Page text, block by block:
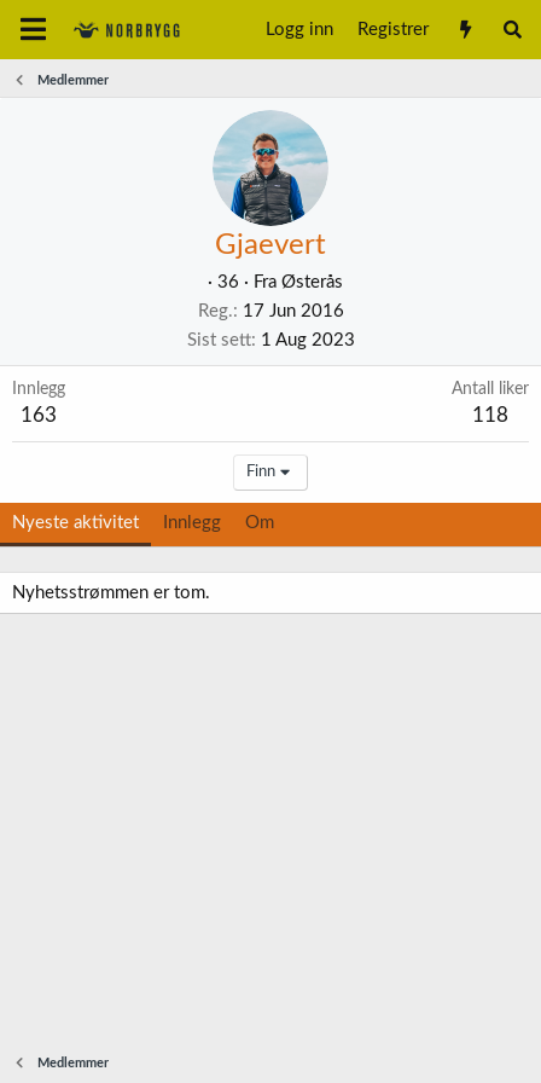
Logg inn Registrer
Medlemmer
Gjaevert
· 36 · Fra Østerås
Reg.
17 Jun 2016
Sist sett
1 Aug 2023
Innlegg
163
Antall liker
118
Finn
Nyeste aktivitet Innlegg Om
Nyhetsstrømmen er tom.
Medlemmer